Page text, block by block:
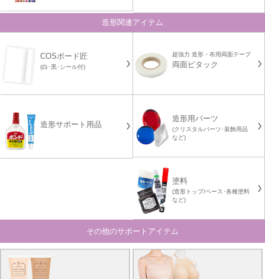
造形関連アイテム
COSボード匠
(白･黒･シール付)
超強力 造形・布用両面テープ
両面ピタック
造形サポート用品
造形用パーツ
(クリスタルパーツ･装飾用品
など)
塗料
(造形トップ/ベース･各種塗料
など)
その他のサポートアイテム